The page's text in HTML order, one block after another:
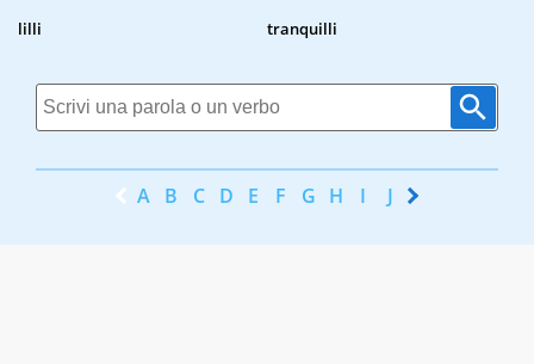
lilli
tranquilli
A B C D E F G H I J K